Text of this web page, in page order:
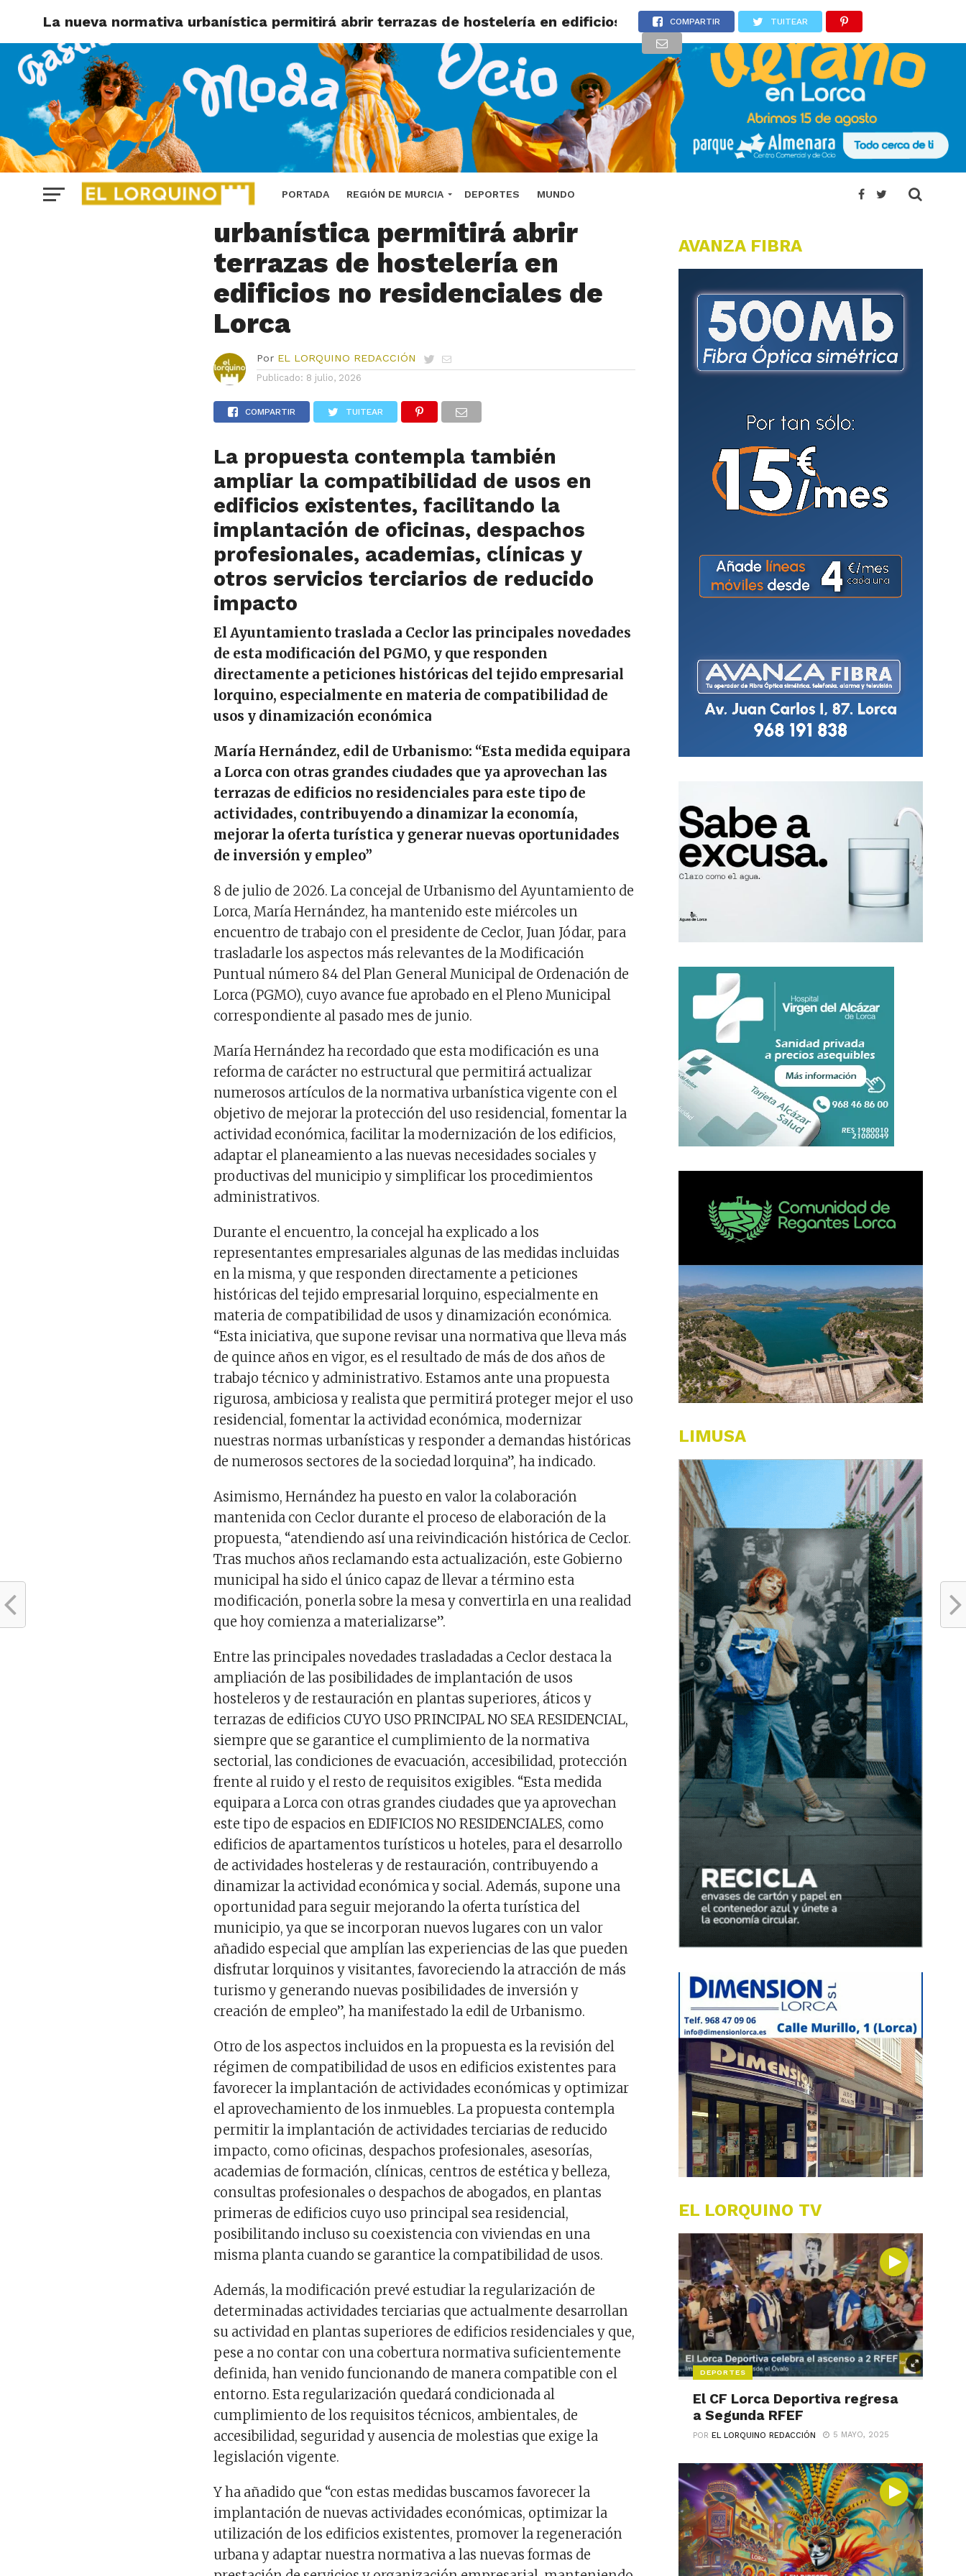
PORTADA REGIÓN DE MURCIA DEPORTES MUNDO
La nueva normativa urbanística permitirá abrir terrazas de hostelería en edificios no residenciales de Lorca
COMPARTIR TUITEAR
LORCA
La nueva normativa
urbanística permitirá abrir
terrazas de hostelería en
edificios no residenciales de
Lorca
Por EL LORQUINO REDACCIÓN
Publicado: 8 julio, 2026
COMPARTIR TUITEAR
La propuesta contempla también
ampliar la compatibilidad de usos en
edificios existentes, facilitando la
implantación de oficinas, despachos
profesionales, academias, clínicas y
otros servicios terciarios de reducido
impacto
El Ayuntamiento traslada a Ceclor las principales novedades
de esta modificación del PGMO, y que responden
directamente a peticiones históricas del tejido empresarial
lorquino, especialmente en materia de compatibilidad de
usos y dinamización económica
María Hernández, edil de Urbanismo: “Esta medida equipara
a Lorca con otras grandes ciudades que ya aprovechan las
terrazas de edificios no residenciales para este tipo de
actividades, contribuyendo a dinamizar la economía,
mejorar la oferta turística y generar nuevas oportunidades
de inversión y empleo”
8 de julio de 2026. La concejal de Urbanismo del Ayuntamiento de
Lorca, María Hernández, ha mantenido este miércoles un
encuentro de trabajo con el presidente de Ceclor, Juan Jódar, para
trasladarle los aspectos más relevantes de la Modificación
Puntual número 84 del Plan General Municipal de Ordenación de
Lorca (PGMO), cuyo avance fue aprobado en el Pleno Municipal
correspondiente al pasado mes de junio.
María Hernández ha recordado que esta modificación es una
reforma de carácter no estructural que permitirá actualizar
numerosos artículos de la normativa urbanística vigente con el
objetivo de mejorar la protección del uso residencial, fomentar la
actividad económica, facilitar la modernización de los edificios,
adaptar el planeamiento a las nuevas necesidades sociales y
productivas del municipio y simplificar los procedimientos
administrativos.
Durante el encuentro, la concejal ha explicado a los
representantes empresariales algunas de las medidas incluidas
en la misma, y que responden directamente a peticiones
históricas del tejido empresarial lorquino, especialmente en
materia de compatibilidad de usos y dinamización económica.
“Esta iniciativa, que supone revisar una normativa que lleva más
de quince años en vigor, es el resultado de más de dos años de
trabajo técnico y administrativo. Estamos ante una propuesta
rigurosa, ambiciosa y realista que permitirá proteger mejor el uso
residencial, fomentar la actividad económica, modernizar
nuestras normas urbanísticas y responder a demandas históricas
de numerosos sectores de la sociedad lorquina”, ha indicado.
Asimismo, Hernández ha puesto en valor la colaboración
mantenida con Ceclor durante el proceso de elaboración de la
propuesta, “atendiendo así una reivindicación histórica de Ceclor.
Tras muchos años reclamando esta actualización, este Gobierno
municipal ha sido el único capaz de llevar a término esta
modificación, ponerla sobre la mesa y convertirla en una realidad
que hoy comienza a materializarse”.
Entre las principales novedades trasladadas a Ceclor destaca la
ampliación de las posibilidades de implantación de usos
hosteleros y de restauración en plantas superiores, áticos y
terrazas de edificios CUYO USO PRINCIPAL NO SEA RESIDENCIAL,
siempre que se garantice el cumplimiento de la normativa
sectorial, las condiciones de evacuación, accesibilidad, protección
frente al ruido y el resto de requisitos exigibles. “Esta medida
equipara a Lorca con otras grandes ciudades que ya aprovechan
este tipo de espacios enEDIFICIOS NO RESIDENCIALES, como
edificios de apartamentos turísticos u hoteles, para el desarrollo
de actividades hosteleras y de restauración, contribuyendo a
dinamizar la actividad económica y social. Además, supone una
oportunidad para seguir mejorando la oferta turística del
municipio, ya que se incorporan nuevos lugares con un valor
añadido especial que amplían las experiencias de las que pueden
disfrutar lorquinos y visitantes, favoreciendo la atracción de más
turismo y generando nuevas posibilidades de inversión y
creación de empleo”, ha manifestado la edil de Urbanismo.
Otro de los aspectos incluidos en la propuesta es la revisión del
régimen de compatibilidad de usos en edificios existentes para
favorecer la implantación de actividades económicas y optimizar
el aprovechamiento de los inmuebles. La propuesta contempla
permitir la implantación de actividades terciarias de reducido
impacto, como oficinas, despachos profesionales, asesorías,
academias de formación, clínicas, centros de estética y belleza,
consultas profesionales o despachos de abogados, en plantas
primeras de edificios cuyo uso principal sea residencial,
posibilitando incluso su coexistencia con viviendas en una
misma planta cuando se garantice la compatibilidad de usos.
Además, la modificación prevé estudiar la regularización de
determinadas actividades terciarias que actualmente desarrollan
su actividad en plantas superiores de edificios residenciales y que,
pese a no contar con una cobertura normativa suficientemente
definida, han venido funcionando de manera compatible con el
entorno. Esta regularización quedará condicionada al
cumplimiento de los requisitos técnicos, ambientales, de
accesibilidad, seguridad y ausencia de molestias que exige la
legislación vigente.
Y ha añadido que “con estas medidas buscamos favorecer la
implantación de nuevas actividades económicas, optimizar la
utilización de los edificios existentes, promover la regeneración
urbana y adaptar nuestra normativa a las nuevas formas de
AVANZA FIBRA
LIMUSA
EL LORQUINO TV
DEPORTES
El CF Lorca Deportiva regresa
a Segunda RFEF
POREL LORQUINO REDACCIÓN 5 MAYO, 2025